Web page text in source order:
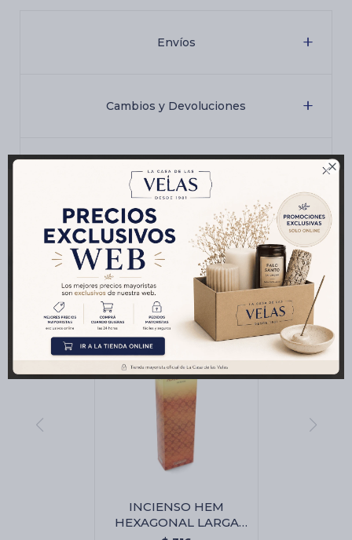

Envíos
Cambios y Devoluciones
Medios de pago
Productos que te pueden interesar
INCIENSO HEM
HEXAGONAL LARGA